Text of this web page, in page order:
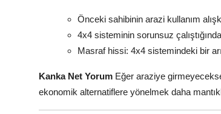
Önceki sahibinin arazi kullanım
4x4 sisteminin sorunsuz
Masraf hissi: 4x4 sistemindeki bir
Kanka Net Yorum Eğer araziye
ekonomik alternatiflere yönelmek daha